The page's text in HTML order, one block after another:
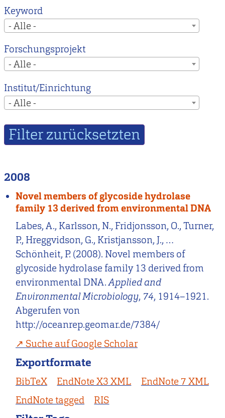
Keyword
- Alle -
Forschungsprojekt
- Alle -
Institut/Einrichtung
- Alle -
2008
Novel members of glycoside hydrolase
family 13 derived from environmental DNA
Labes, A., Karlsson, N., Fridjonsson, O., Turner,
P., Hreggvidson, G., Kristjansson, J., …
Schönheit, P. (2008). Novel members of
glycoside hydrolase family 13 derived from
environmental DNA.Applied and
Environmental Microbiology, 74, 1914–1921.
Abgerufen von
http://oceanrep.geomar.de/7384/
Suche auf Google Scholar
Exportformate
BibTeX EndNote X3 XML
EndNote 7 XML
EndNote tagged
RIS